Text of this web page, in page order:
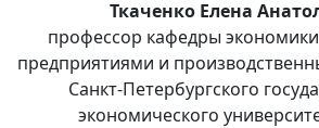
Ткаченко Елена
профессор кафедры
предприятиями и
Санкт-Петербургского
экономического